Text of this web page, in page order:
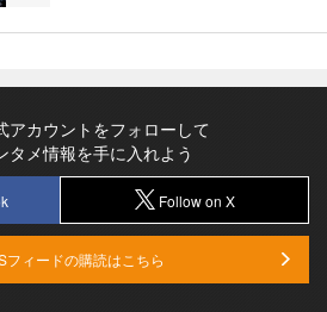
アカウントをフォローして
タメ情報を手に入れよう
Follow on X
ィードの購読はこちら